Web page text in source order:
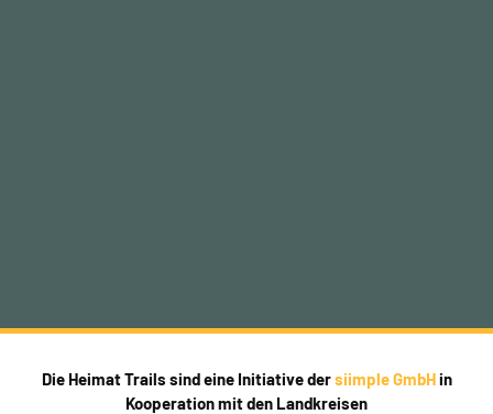
Die Heimat Trails sind eine Initiative dersiimple GmbHin
Kooperation mit den Landkreisen